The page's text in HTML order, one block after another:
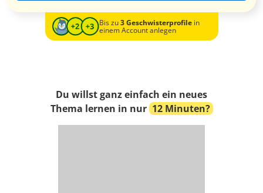
Bis zu3 Geschwisterprofilein
einem Account anlegen
Du willst ganz einfach ein neues
Thema lernen in nur 12 Minuten?